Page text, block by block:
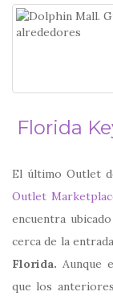
Florida
El último Outlet
Outlet
encuentra
cerca de la
Florida.Aunque
que los